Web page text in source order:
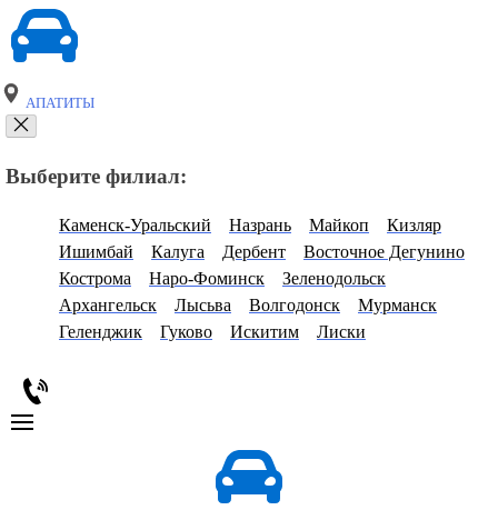
АПАТИТЫ
Выберите филиал:
Каменск-Уральский Назрань Майкоп
Кизляр
Ишимбай
Калуга Дербент
Восточное Дегунино
Кострома
Наро-Фоминск
Зеленодольск
Архангельск
Лысьва Волгодонск
Мурманск
Геленджик
Гуково Искитим Лиски